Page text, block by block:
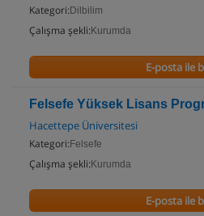
Kategori: Dilbilim
Çalışma şekli: Kurumda
E-posta ile
Felsefe Yüksek Lisans
Hacettepe Üniversitesi
Kategori: Felsefe
Çalışma şekli: Kurumda
E-posta ile